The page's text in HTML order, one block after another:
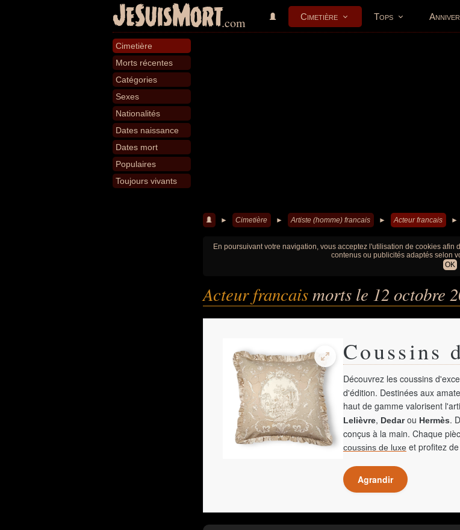
JeSuisMort.com Cimetière Tops
Cimetière
Morts récentes
Catégories
Sexes
Nationalités
Dates naissance
Dates mort
Populaires
Toujours vivants
► Cimetière ► Artiste (homme) francais ► Acteur francais ►
En poursuivant votre navigation, vous acceptez l'utilisation de cookies
contenus ou publicités adaptés selon
OK
Acteur francaismorts le 12 octobre
Coussins
Découvrez les coussins
d'édition. Destinées aux
haut de gamme valorisent
Lelièvre, Dedarou Hermès.
conçus à la main. Chaque
coussins de luxe et profitez
Agrandir